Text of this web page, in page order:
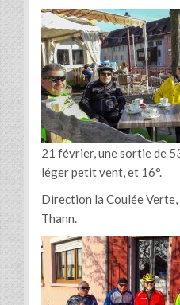
21 février, une sortie de
léger petit vent, et 16°.
Direction la Coulée Verte,
Thann.